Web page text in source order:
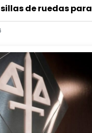
de ruedas para